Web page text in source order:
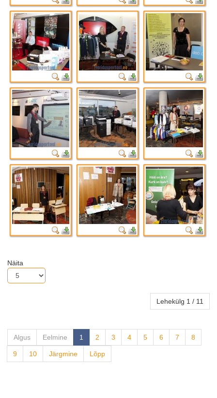
Näita
Lehekülg 1 / 11
Algus Eelmine 1 2 3 4 5 6 7 8
9 10 Järgmine Lõpp